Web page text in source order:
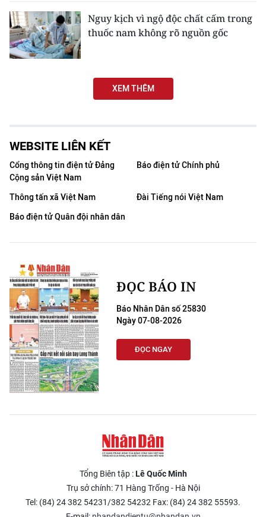
TIN ĐỊA PHƯƠNG
Trung du và miền núi phía Bắc
Đồng bằng sông Hồng
Nguyên
Đông Nam Bộ
Đồng bằng sông Cửu Long
Chuyên trang Hà Nội
CHUYÊN ĐỀ
CÁC CHUYÊN TRANG
VỀ BÁO NHÂN DÂN
THỜI NAY
Nguy kịch vì ngộ độc chất cấm trong
thuốc nam không rõ nguồn gốc
XEM THÊM
WEBSITE LIÊN KẾT
Cổng thông tin điện tử Đảng
Cộng sản Việt Nam
Báo điện tử Chính phủ
Thông tấn xã Việt Nam
Đài Tiếng nói Việt Nam
Báo điện tử Quân đội nhân dân
ĐỌC BÁO IN
Báo Nhân Dân số 25830
Ngày 07-08-2026
ĐỌC NGAY
Tổng Biên tập :Lê Quốc Minh
Trụ sở chính: 71 Hàng Trống - Hà Nội
Tel: (84) 24 382 54231/382 54232 Fax: (84) 24 382 55593.